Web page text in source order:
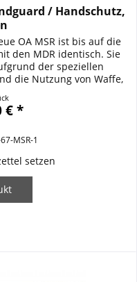
/ Handschutz,
OA MSR ist bis auf die
den MDR identisch. Sie
der speziellen
die Nutzung von Waffe,
leichter und robuster
€ *
MSR-1
setzen